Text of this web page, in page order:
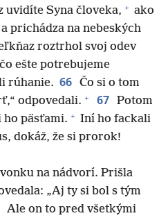
uvidíte Syna človeka, + ako
a prichádza na nebeských
roztrhol svoj odev
ešte potrebujeme
rúhanie. 66 Čo si o tom
odpovedali. + 67 Potom
ho päsťami. + Iní ho fackali
dokáž, že si prorok!
na nádvorí. Prišla
„Aj ty si bol s tým
Ale on to pred všetkými